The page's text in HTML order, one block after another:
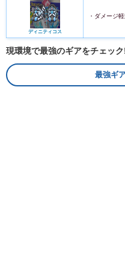
ディニティコス
・ダメージ
現環境で最強のギアをチェッ
最強ギ